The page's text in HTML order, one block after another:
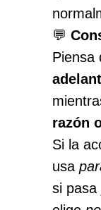
💬
Piensa
razón
Si la
usa
si pasa